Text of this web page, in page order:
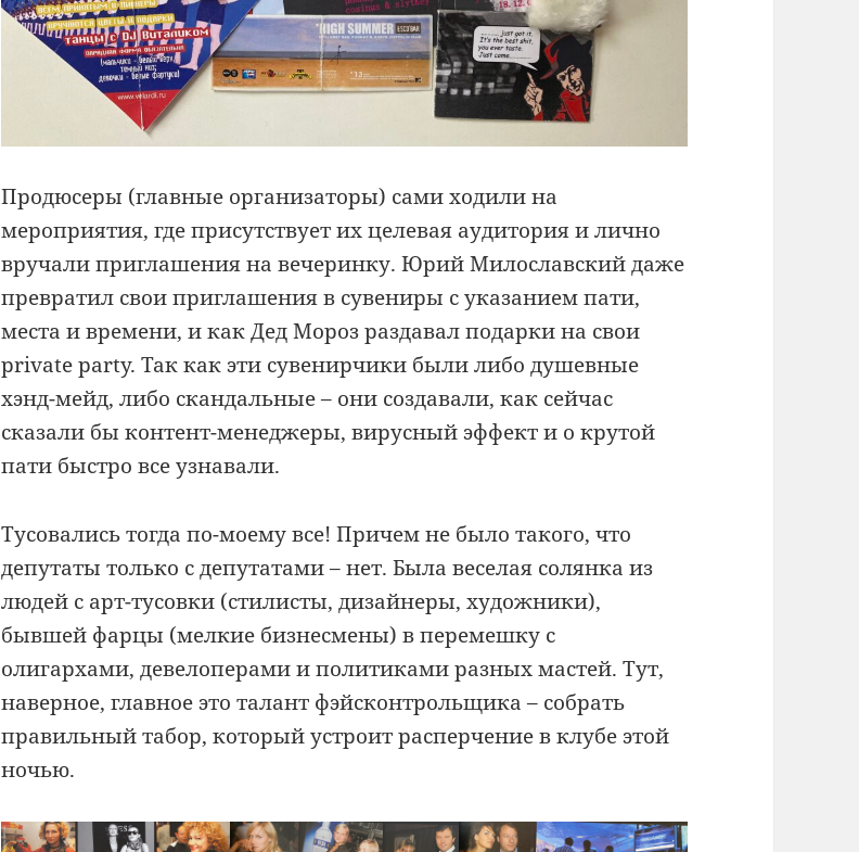
Продюсеры (главные организаторы) сами ходили на
мероприятия, где присутствует их целевая аудитория и лично
вручали приглашения на вечеринку. Юрий Милославский даже
превратил свои приглашения в сувениры с указанием пати,
места и времени, и как Дед Мороз раздавал подарки на свои
private party. Так как эти сувенирчики были либо душевные
хэнд-мейд, либо скандальные – они создавали, как сейчас
сказали бы контент-менеджеры, вирусный эффект и о крутой
пати быстро все узнавали.
Тусовались тогда по-моему все! Причем не было такого, что
депутаты только с депутатами – нет. Была веселая солянка из
людей с арт-тусовки (стилисты, дизайнеры, художники),
бывшей фарцы (мелкие бизнесмены) в перемешку с
олигархами, девелоперами и политиками разных мастей. Тут,
наверное, главное это талант фэйсконтрольщика – собрать
правильный табор, который устроит расперчение в клубе этой
ночью.